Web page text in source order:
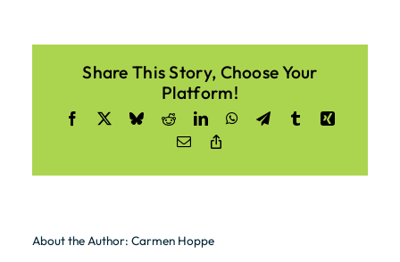
2024
2
Share This Story, Choose Your
Platform!
Facebook BlueskyRedditLinkedInWhatsApp
TelegramTumblrXing
Email
About the Author: Carmen Hoppe